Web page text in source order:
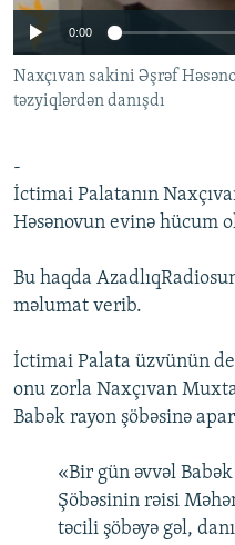
İZ - MƏDƏNIYYƏT PROQRAMI
MATERIALLARIMIZDAN ISTIFADƏ
AZADLIQRADIOSU MOBIL
RFE/RL-in bütün saytları
0:00
Naxçıvan sakini Əşrəf
təzyiqlərdən danışdı
-
İctimai Palatanın
Həsənovun evinə hücum
Bu haqda
məlumat verib.
İctimai Palata üzvünün
onu zorla Naxçıvan
Babək rayon şöbəsinə
«Bir gün əvvəl
Şöbəsinin rəisi
təcili şöbəyə gəl,